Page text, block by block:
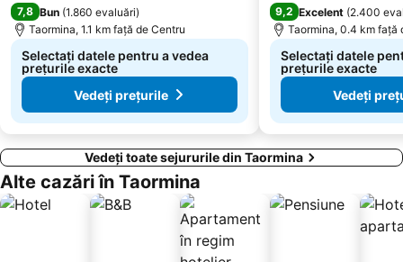
7,8 Bun (1.860 evaluări)
Taormina, 1.1 km faţă de Centru
Selectați datele pentru a vedea
prețurile exacte
Vedeți prețurile
9,2 Excelent (2.400
Taormina, 0.4 km faţă
Selectați datele
prețurile exacte
Vedeți
Vedeți toate sejururile din Taormina
Alte cazări în Taormina